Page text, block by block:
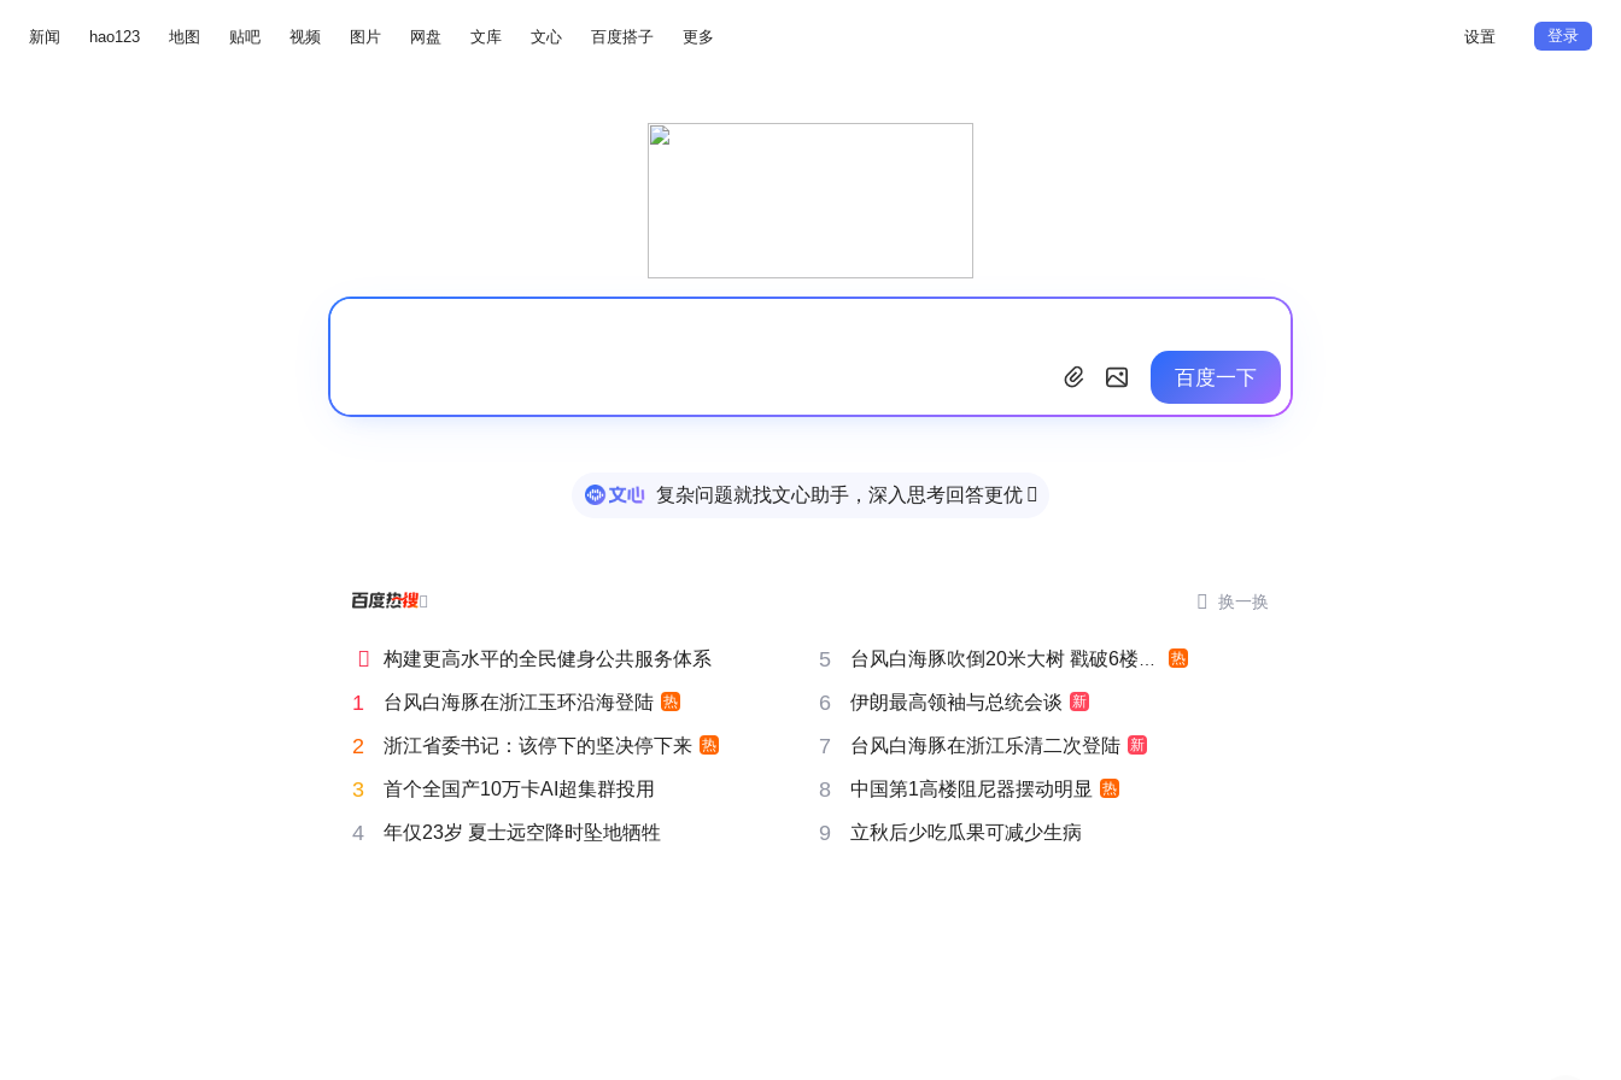
新闻 hao123 地图 贴吧 视频 图片 网盘 文库 文心 百度搭子 更多 设置 登录
百度一下
复杂问题就找文心助手，深入思考回答更优 
  换一换
 构建更高水平的全民健身公共服务体系 5 台风白海豚吹倒20米大树 戳破6楼窗户 热
1 台风白海豚在浙江玉环沿海登陆 热 6 伊朗最高领袖与总统会谈 新
2 浙江省委书记：该停下的坚决停下来 热 7 台风白海豚在浙江乐清二次登陆 新
3 首个全国产10万卡AI超集群投用 8 中国第1高楼阻尼器摆动明显 热
4 年仅23岁 夏士远空降时坠地牺牲 9 立秋后少吃瓜果可减少生病